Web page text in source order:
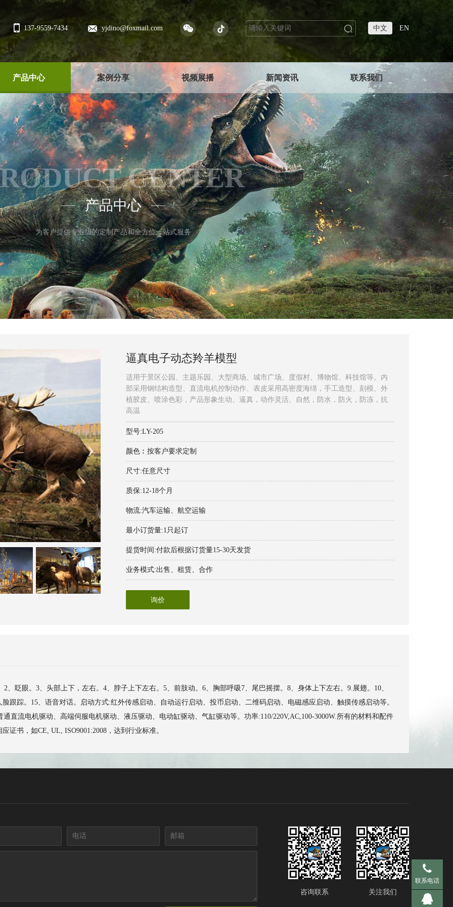
137-9559-7434 yjdino@foxmail.com 中文 EN
产品中心 案例分享 视频展播 新闻资讯 联系我们
CENTER
—— 产品中心 ——
为客户提供专业级的定制产品和全方位一站式服务
逼真电子动态羚羊模型
适用于景区公园、主题乐园、大型商场、城市广场、度假村、博物馆、科技馆等。内
部采用钢结构造型、直流电机控制动作、表皮采用高密度海绵，手工造型、刻模、外
植胶皮、喷涂色彩，产品形象生动、逼真，动作灵活、自然，防水，防火，防冻，抗
高温
型号:LY-205
颜色︰按客户要求定制
尺寸:任意尺寸
质保:12-18个月
物流:汽车运输、航空运输
最小订货量:1只起订
提货时间:付款后根据订货量15-30天发货
业务模式:出售、租赁、合作
询价
、眨眼。3、头部上下，左右。4、脖子上下左右。5、前肢动。6、胸部呼吸7、尾巴摇摆。8、身体上下左右。9.展翅。10、
跟踪。15、语音对话。启动方式:红外传感启动、自动运行启动、投币启动、二维码启动、电磁感应启动、触摸传感启动等。
直流电机驱动、高端伺服电机驱动、液压驱动、电动缸驱动、气缸驱动等。功率:110/220V,AC,100-3000W.所有的材料和配件
证书，如CE, UL, ISO9001:2008，达到行业标准。
咨询联系 关注我们
联系电话
手机 137-
QQ